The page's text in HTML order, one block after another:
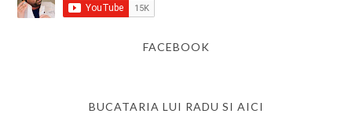
FACEBOOK
BUCATARIA LUI RADU SI AICI